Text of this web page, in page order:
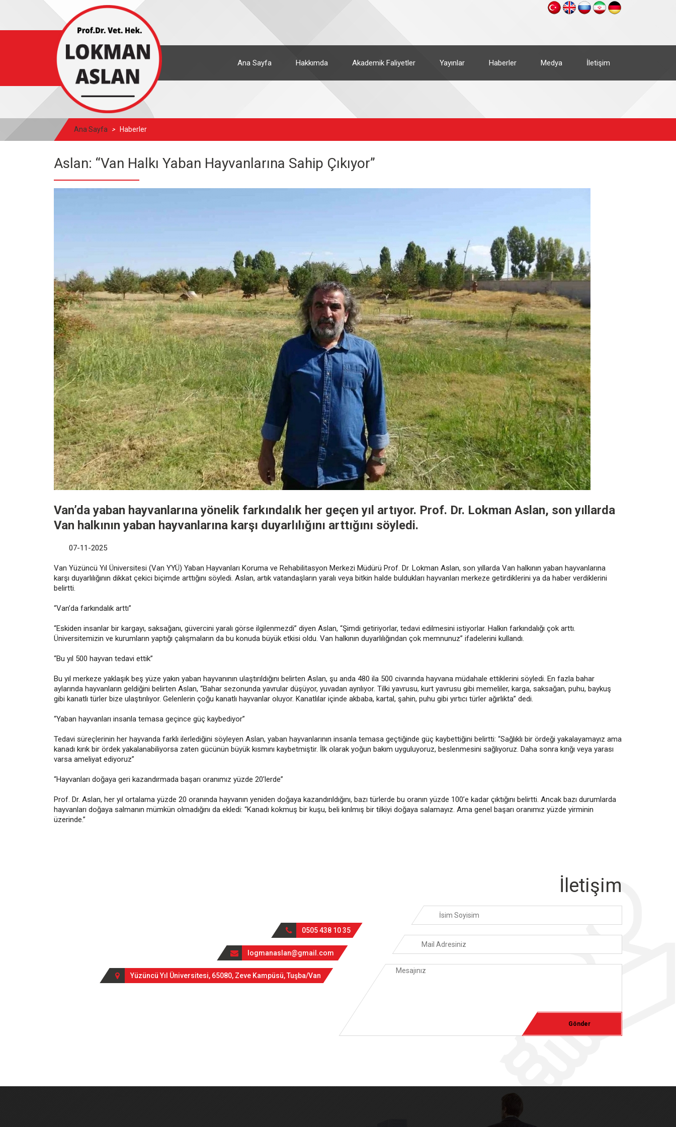
Ana Sayfa Hakkımda Akademik Faliyetler Yayınlar Haberler Medya İletişim
Ana Sayfa Haberler
Aslan: “Van Halkı Yaban Hayvanlarına Sahip Çıkıyor”
Van’da yaban hayvanlarına yönelik farkındalık her geçen yıl artıyor. Prof. Dr. Lokman Aslan, son yıllarda
Van halkının yaban hayvanlarına karşı duyarlılığını arttığını söyledi.
07-11-2025
Van Yüzüncü Yıl Üniversitesi (Van YYÜ) Yaban Hayvanları Koruma ve Rehabilitasyon Merkezi Müdürü Prof. Dr. Lokman Aslan, son yıllarda Van halkının yaban hayvanlarına
karşı duyarlılığının dikkat çekici biçimde arttığını söyledi. Aslan, artık vatandaşların yaralı veya bitkin halde buldukları hayvanları merkeze getirdiklerini ya da haber verdiklerini
belirtti.
“Van’da farkındalık arttı”
“Eskiden insanlar bir kargayı, saksağanı, güvercini yaralı görse ilgilenmezdi” diyen Aslan, “Şimdi getiriyorlar, tedavi edilmesini istiyorlar. Halkın farkındalığı çok arttı.
Üniversitemizin ve kurumların yaptığı çalışmaların da bu konuda büyük etkisi oldu. Van halkının duyarlılığından çok memnunuz” ifadelerini kullandı.
“Bu yıl 500 hayvan tedavi ettik”
Bu yıl merkeze yaklaşık beş yüze yakın yaban hayvanının ulaştırıldığını belirten Aslan, şu anda 480 ila 500 civarında hayvana müdahale ettiklerini söyledi. En fazla bahar
aylarında hayvanların geldiğini belirten Aslan, “Bahar sezonunda yavrular düşüyor, yuvadan ayrılıyor. Tilki yavrusu, kurt yavrusu gibi memeliler, karga, saksağan, puhu, baykuş
gibi kanatlı türler bize ulaştırılıyor. Gelenlerin çoğu kanatlı hayvanlar oluyor. Kanatlılar içinde akbaba, kartal, şahin, puhu gibi yırtıcı türler ağırlıkta” dedi.
“Yaban hayvanları insanla temasa geçince güç kaybediyor”
Tedavi süreçlerinin her hayvanda farklı ilerlediğini söyleyen Aslan, yaban hayvanlarının insanla temasa geçtiğinde güç kaybettiğini belirtti: “Sağlıklı bir ördeği yakalayamayız ama
kanadı kırık bir ördek yakalanabiliyorsa zaten gücünün büyük kısmını kaybetmiştir. İlk olarak yoğun bakım uyguluyoruz, beslenmesini sağlıyoruz. Daha sonra kırığı veya yarası
varsa ameliyat ediyoruz”
“Hayvanları doğaya geri kazandırmada başarı oranımız yüzde 20’lerde”
Prof. Dr. Aslan, her yıl ortalama yüzde 20 oranında hayvanın yeniden doğaya kazandırıldığını, bazı türlerde bu oranın yüzde 100’e kadar çıktığını belirtti. Ancak bazı durumlarda
hayvanları doğaya salmanın mümkün olmadığını da ekledi: “Kanadı kokmuş bir kuşu, beli kırılmış bir tilkiyi doğaya salamayız. Ama genel başarı oranımız yüzde yirminin
üzerinde.”
0505 438 10 35
logmanaslan@gmail.com
Yüzüncü Yıl Üniversitesi, 65080, Zeve Kampüsü, Tuşba/Van
İletişim